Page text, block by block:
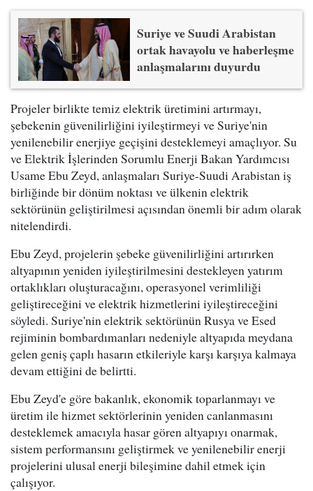
Suriye ve Suudi Arabistan
ortak havayolu ve haberleşme
anlaşmalarını duyurdu
Projeler birlikte temiz elektrik üretimini artırmayı,
şebekenin güvenilirliğini iyileştirmeyi ve Suriye'nin
yenilenebilir enerjiye geçişini desteklemeyi amaçlıyor. Su
ve Elektrik İşlerinden Sorumlu Enerji Bakan Yardımcısı
Usame Ebu Zeyd, anlaşmaları Suriye-Suudi Arabistan iş
birliğinde bir dönüm noktası ve ülkenin elektrik
sektörünün geliştirilmesi açısından önemli bir adım olarak
nitelendirdi.
Ebu Zeyd, projelerin şebeke güvenilirliğini artırırken
altyapının yeniden iyileştirilmesini destekleyen yatırım
ortaklıkları oluşturacağını, operasyonel verimliliği
geliştireceğini ve elektrik hizmetlerini iyileştireceğini
söyledi. Suriye'nin elektrik sektörünün Rusya ve Esed
rejiminin bombardımanları nedeniyle altyapıda meydana
gelen geniş çaplı hasarın etkileriyle karşı karşıya kalmaya
devam ettiğini de belirtti.
Ebu Zeyd'e göre bakanlık, ekonomik toparlanmayı ve
üretim ile hizmet sektörlerinin yeniden canlanmasını
desteklemek amacıyla hasar gören altyapıyı onarmak,
sistem performansını geliştirmek ve yenilenebilir enerji
projelerini ulusal enerji bileşimine dahil etmek için
çalışıyor.